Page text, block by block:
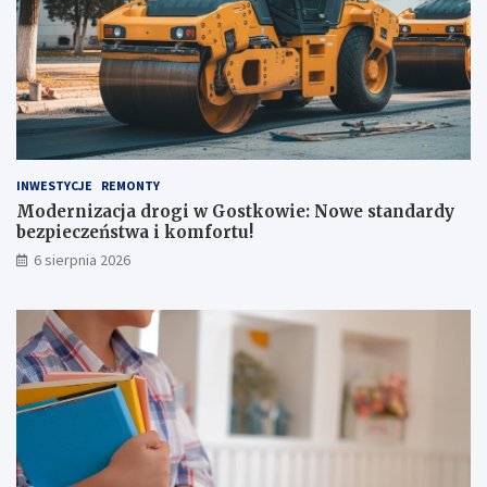
INWESTYCJE REMONTY
Modernizacja drogi w Gostkowie: Nowe standardy
bezpieczeństwa i komfortu!
6 sierpnia 2026